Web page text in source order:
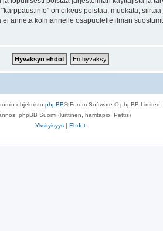
on oikeus poistaa, muokata,
anneta kolmannelle osapuolelle ilman
ohjelmisto phpBB® Forum Software © phpBB Limited
phpBB Suomi (lurttinen, harritapio, Pettis)
Yksityisyys | Ehdot